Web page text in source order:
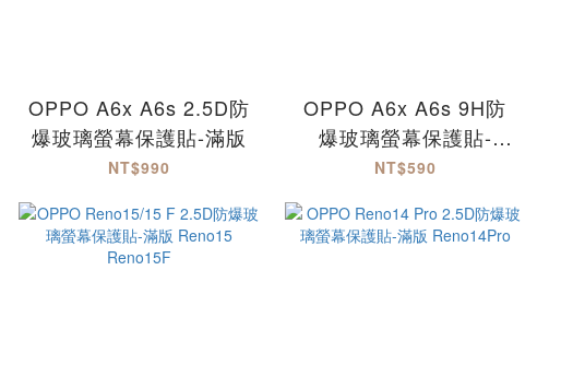
OPPO A6x A6s 2.5D防
爆玻璃螢幕保護貼-滿版
NT$990
OPPO A6x A6s 9H防
爆玻璃螢幕保護貼-
MQG
NT$590